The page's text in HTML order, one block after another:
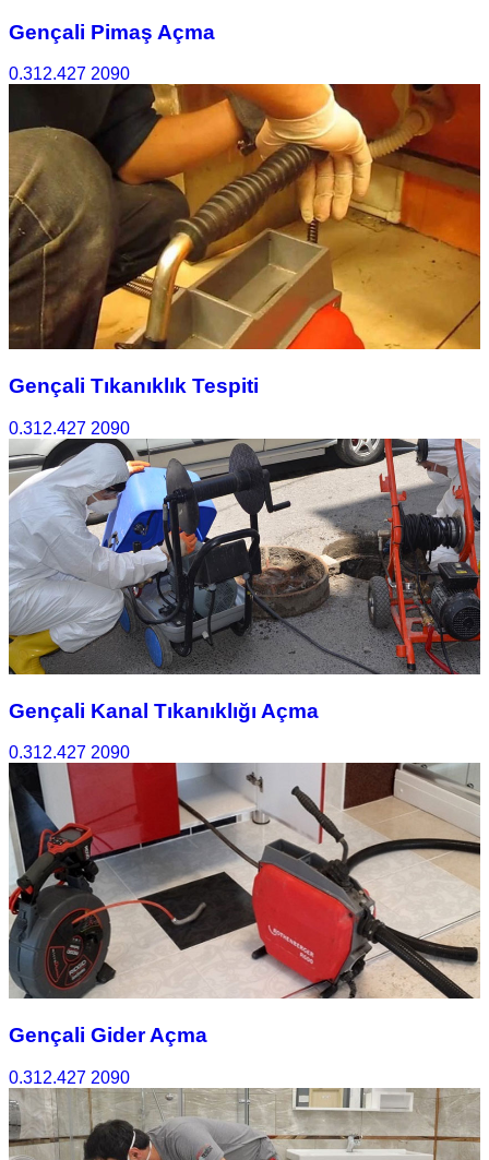
Gençali Pimaş Açma
0.312.427 2090
Gençali Tıkanıklık Tespiti
0.312.427 2090
Gençali Kanal Tıkanıklığı Açma
0.312.427 2090
Gençali Gider Açma
0.312.427 2090